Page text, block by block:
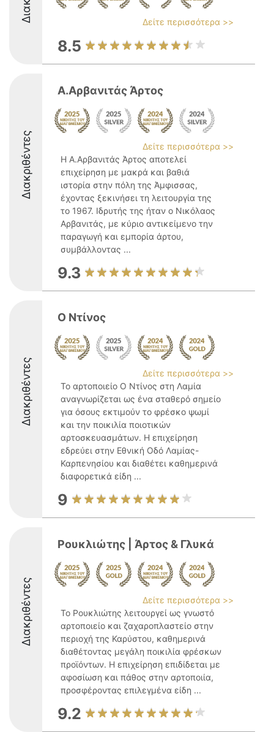
Δείτε περισσότερα >>
8.5
Διακριθέντες
Α.Αρβανιτάς Άρτος
Δείτε περισσότερα >>
Η Α.Αρβανιτάς Άρτος αποτελεί
επιχείρηση με μακρά και βαθιά
ιστορία στην πόλη της Άμφισσας,
έχοντας ξεκινήσει τη λειτουργία της
το 1967. Ιδρυτής της ήταν ο Νικόλαος
Αρβανιτάς, με κύριο αντικείμενο την
παραγωγή και εμπορία άρτου,
συμβάλλοντας ...
9.3
Διακριθέντες
Ο Ντίνος
Δείτε περισσότερα >>
Το αρτοποιείο Ο Ντίνος στη Λαμία
αναγνωρίζεται ως ένα σταθερό σημείο
για όσους εκτιμούν το φρέσκο ψωμί
και την ποικιλία ποιοτικών
αρτοσκευασμάτων. Η επιχείρηση
εδρεύει στην Εθνική Οδό Λαμίας-
Καρπενησίου και διαθέτει καθημερινά
διαφορετικά είδη ...
9
Διακριθέντες
Ρουκλιώτης | Άρτος & Γλυκά
Δείτε περισσότερα >>
Το Ρουκλιώτης λειτουργεί ως γνωστό
αρτοποιείο και ζαχαροπλαστείο στην
περιοχή της Καρύστου, καθημερινά
διαθέτοντας μεγάλη ποικιλία φρέσκων
προϊόντων. Η επιχείρηση επιδίδεται με
αφοσίωση και πάθος στην αρτοποιία,
προσφέροντας επιλεγμένα είδη ...
9.2